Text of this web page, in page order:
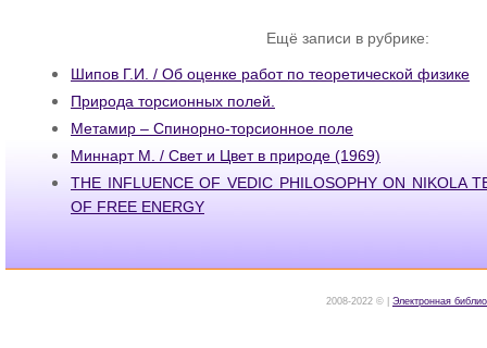
Ещё записи в рубрике:
Шипов Г.И. / Об оценке работ по теоретической физике
Природа торсионных полей.
Метамир – Спинорно-торсионное поле
Миннарт М. / Свет и Цвет в природе (1969)
THE INFLUENCE OF VEDIC PHILOSOPHY ON NIKOLA
OF FREE ENERGY
2008-2022 © | Электронная